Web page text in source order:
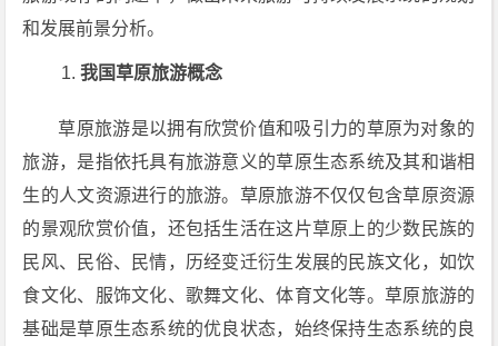
和发展前景分析。
我国草原旅游概念
草原旅游是以拥有欣赏价值和吸引力的草原为对象的
旅游，是指依托具有旅游意义的草原生态系统及其和谐相
生的人文资源进行的旅游。草原旅游不仅仅包含草原资源
的景观欣赏价值，还包括生活在这片草原上的少数民族的
民风、民俗、民情，历经变迁衍生发展的民族文化，如饮
食文化、服饰文化、歌舞文化、体育文化等。草原旅游的
基础是草原生态系统的优良状态，始终保持生态系统的良